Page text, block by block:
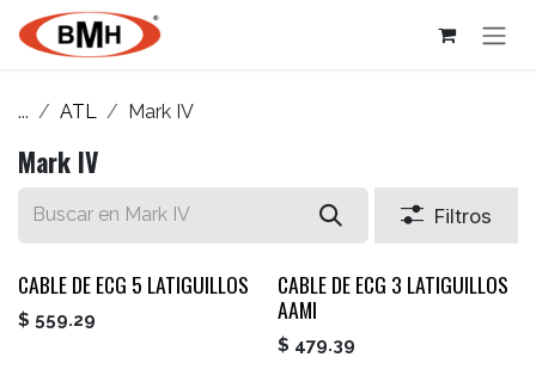
Ir al contenido
... ATL Mark IV
Mark IV
Filtros
CABLE DE ECG 5 LATIGUILLOS
$ 559.29
CABLE DE ECG 3 LATIGUILLOS
AAMI
$ 479.39